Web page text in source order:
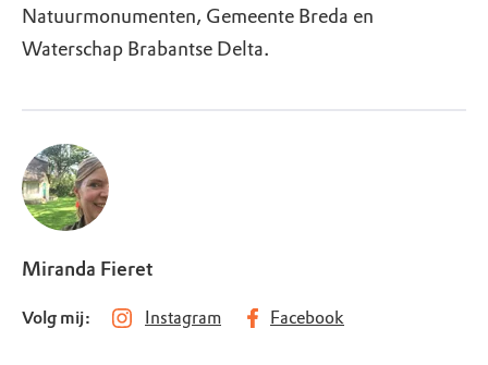
Natuurmonumenten, Gemeente Breda en
Waterschap Brabantse Delta.
Miranda Fieret
Volg mij: Instagram Facebook